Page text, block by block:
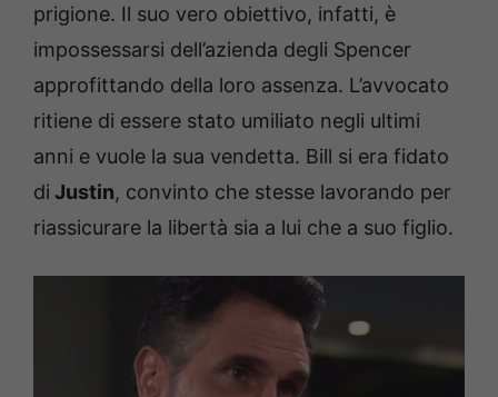
prigione. Il suo vero obiettivo, infatti, è
impossessarsi dell’azienda degli Spencer
approfittando della loro assenza. L’avvocato
ritiene di essere stato umiliato negli ultimi
anni e vuole la sua vendetta. Bill si era fidato
di Justin, convinto che stesse lavorando per
riassicurare la libertà sia a lui che a suo figlio.